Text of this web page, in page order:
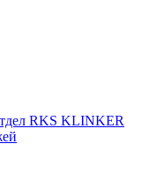
RKS KLINKER